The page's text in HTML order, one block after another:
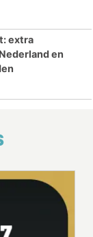
extra
en